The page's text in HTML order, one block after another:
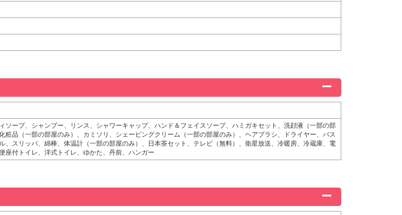
ソープ、シャンプー、リンス、シャワーキャップ、ハンド＆フェイスソープ、ハミガキセット、洗顔液（一部の部
粧品（一部の部屋のみ）、カミソリ、シェービングクリーム（一部の部屋のみ）、ヘアブラシ、ドライヤー、バス
、スリッパ、綿棒、体温計（一部の部屋のみ）、日本茶セット、テレビ（無料）、衛星放送、冷暖房、冷蔵庫、電
座付トイレ、洋式トイレ、ゆかた、丹前、ハンガー